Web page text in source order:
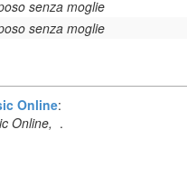
senza moglie
senza moglie
Online:
Online, .